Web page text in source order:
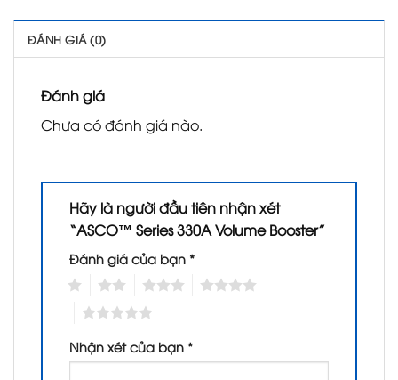
ĐÁNH GIÁ (0)
Đánh giá
Chưa có đánh giá nào.
Hãy là người đầu tiên nhận xét
“ASCO™ Series 330A Volume Booster”
Đánh giá của bạn *
Nhận xét của bạn *